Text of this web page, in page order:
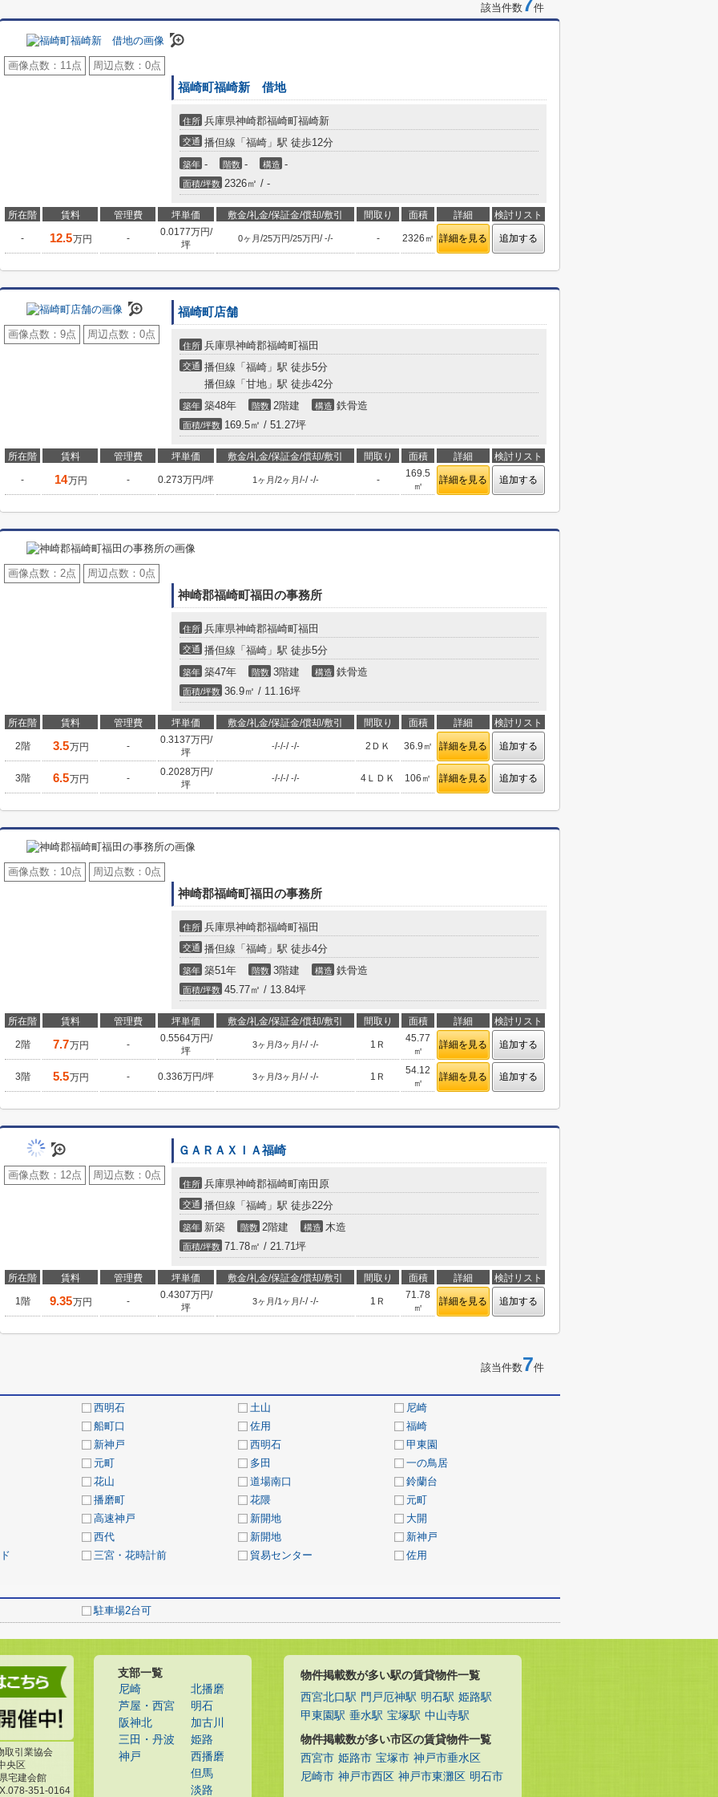
該当件数 件
画像点数： 11点 周辺点数： 0点
福崎町福崎新 借地
住所 兵庫県神崎郡福崎町福崎新
交通 播但線「福崎」駅 徒歩12分
築年 - 階数 - 構造 -
面積/坪数 2326㎡ / -
所在階 賃料 管理費 坪単価 敷金/礼金/保証金/償却/敷引 間取り 面積 詳細 検討リスト
- 12.5万円 -
0.0177万円/
坪
0ヶ月/25万円/25万円/-/- - 2326㎡ 詳細を見る 追加する
画像点数： 9点 周辺点数： 0点
福崎町店舗
住所 兵庫県神崎郡福崎町福田
交通 播但線「福崎」駅 徒歩5分
播但線「甘地」駅 徒歩42分
築年 築48年 階数 2階建 構造 鉄骨造
面積/坪数 169.5㎡ / 51.27坪
所在階 賃料 管理費 坪単価 敷金/礼金/保証金/償却/敷引 間取り 面積 詳細 検討リスト
- 14万円 - 0.273万円/坪 1ヶ月/2ヶ月/-/-/- -
169.5
㎡
詳細を見る 追加する
画像点数： 2点 周辺点数： 0点
神崎郡福崎町福田の事務所
住所 兵庫県神崎郡福崎町福田
交通 播但線「福崎」駅 徒歩5分
築年 築47年 階数 3階建 構造 鉄骨造
面積/坪数 36.9㎡ / 11.16坪
所在階 賃料 管理費 坪単価 敷金/礼金/保証金/償却/敷引 間取り 面積 詳細 検討リスト
2階 3.5万円 -
0.3137万円/
坪
-/-/-/-/- 2ＤＫ 36.9㎡ 詳細を見る 追加する
3階 6.5万円 -
0.2028万円/
坪
-/-/-/-/- 4ＬＤＫ 106㎡ 詳細を見る 追加する
画像点数： 10点 周辺点数： 0点
神崎郡福崎町福田の事務所
住所 兵庫県神崎郡福崎町福田
交通 播但線「福崎」駅 徒歩4分
築年 築51年 階数 3階建 構造 鉄骨造
面積/坪数 45.77㎡ / 13.84坪
所在階 賃料 管理費 坪単価 敷金/礼金/保証金/償却/敷引 間取り 面積 詳細 検討リスト
2階 7.7万円 -
0.5564万円/
坪
3ヶ月/3ヶ月/-/-/- 1Ｒ
45.77
㎡
詳細を見る 追加する
3階 5.5万円 - 0.336万円/坪 3ヶ月/3ヶ月/-/-/- 1Ｒ
54.12
㎡
詳細を見る 追加する
画像点数： 12点 周辺点数： 0点
ＧＡＲＡＸＩＡ福崎
住所 兵庫県神崎郡福崎町南田原
交通 播但線「福崎」駅 徒歩22分
築年 新築 階数 2階建 構造 木造
面積/坪数 71.78㎡ / 21.71坪
所在階 賃料 管理費 坪単価 敷金/礼金/保証金/償却/敷引 間取り 面積 詳細 検討リスト
1階 9.35万円 -
0.4307万円/
坪
3ヶ月/1ヶ月/-/-/- 1Ｒ
71.78
㎡
詳細を見る 追加する
該当件数7件
西明石 土山
尼崎
船町口
佐用
福崎
新神戸
西明石
甲東園
元町
多田
一の鳥居
花山
道場南口
鈴蘭台
播磨町
花隈
元町
高速神戸
新開地
大開
西代
新開地
新神戸
三宮・花時計前 貿易センター 佐用
駐車場2台可
取引業協会
央区
宅建会館
351-0164
支部一覧
尼崎
芦屋・西宮
阪神北
三田・丹波
神戸
北播磨
明石
加古川
姫路
西播磨
但馬
淡路
物件掲載数が多い駅の賃貸物件一覧
西宮北口駅 門戸厄神駅 明石駅 姫路駅
甲東園駅 垂水駅 宝塚駅 中山寺駅
物件掲載数が多い市区の賃貸物件一覧
西宮市 姫路市 宝塚市 神戸市垂水区
尼崎市 神戸市西区 神戸市東灘区 明石市